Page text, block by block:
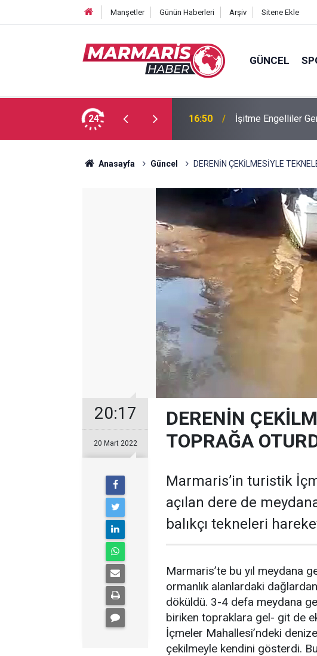
Manşetler Günün Haberleri Arşiv Sitene Ekle
GÜNCEL
24
numaraları açıklandı 16:50 İşitme Engelliler
Anasayfa Güncel DERENİN ÇEKİLMESİYLE
20:17
20 Mart 2022
DERENİN
TOPRAĞA
Marmaris’in turistik
açılan dere de
balıkçı tekneleri
Marmaris’te bu yıl meydana
ormanlık alanlardaki
döküldü. 3-4 defa meydana
biriken topraklara gel- git de
İçmeler Mahallesi’ndeki
çekilmeyle kendini gösterdi.